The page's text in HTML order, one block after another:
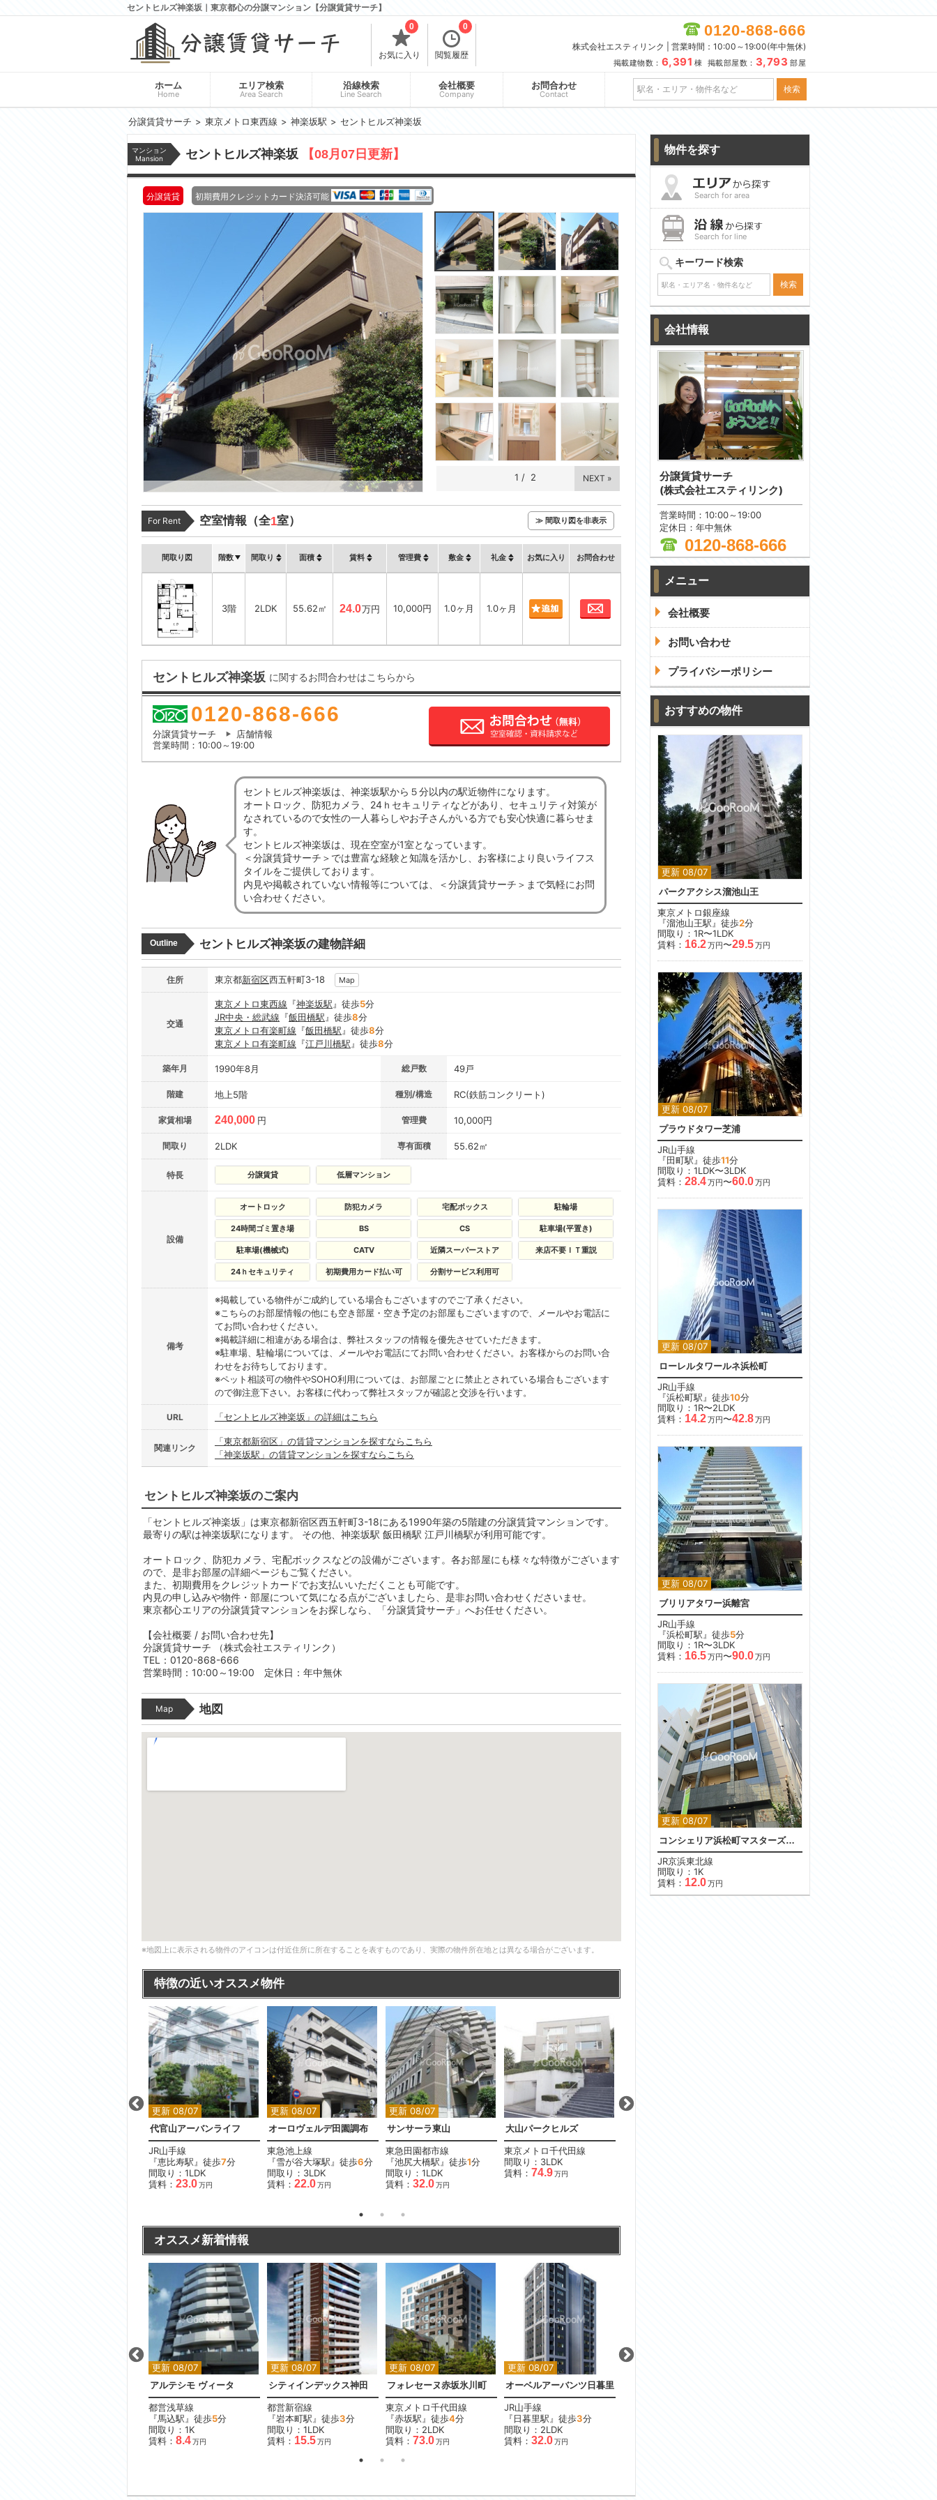
セントヒルズ神楽坂｜東京都心の分譲マンション【分譲賃貸サーチ】
お気に入り
0
閲覧履歴
0 0120-868-666
株式会社エスティリンク | 営業時間：10:00～19:00(年中無休)
掲載建物数： 6,391 棟 掲載部屋数： 3,793 部屋
ホーム
Home
エリア検索
Area Search
沿線検索
Line Search
会社概要
Company
お問合わせ
Contact
分譲賃貸サーチ 東京メトロ東西線 神楽坂駅 セントヒルズ神楽坂
マンション
Mansion
セントヒルズ神楽坂 【08月07日更新】
分譲賃貸 初期費用クレジットカード決済可能
1 / 2 NEXT »
For Rent 空室情報（全1室） ≫ 間取り図を非表示
間取り図 階数 間取り 面積 賃料 管理費 敷金 礼金 お気に入り お問合わせ
3階 2LDK 55.62㎡ 24.0万円 10,000円 1.0ヶ月 1.0ヶ月 お問合わせ
セントヒルズ神楽坂 に関するお問合わせはこちらから
0120-868-666
分譲賃貸サーチ
店舗情報
営業時間：10:00～19:00
セントヒルズ神楽坂は、神楽坂駅から５分以内の駅近物件になります。
オートロック、防犯カメラ、24ｈセキュリティなどがあり、セキュリティ対策が
なされているので女性の一人暮らしやお子さんがいる方でも安心快適に暮らせま
す。
セントヒルズ神楽坂は、現在空室が1室となっています。
＜分譲賃貸サーチ＞では豊富な経験と知識を活かし、お客様により良いライフス
タイルをご提供しております。
内見や掲載されていない情報等については、＜分譲賃貸サーチ＞まで気軽にお問
い合わせください。
Outline セントヒルズ神楽坂の建物詳細
住所 東京都新宿区西五軒町3-18 Map
交通
東京メトロ東西線 『神楽坂駅 』徒歩5分
JR中央・総武線 『飯田橋駅 』徒歩8分
東京メトロ有楽町線 『飯田橋駅 』徒歩8分
東京メトロ有楽町線 『江戸川橋駅 』徒歩8分
築年月 1990年8月 総戸数 49戸
階建 地上5階 種別/構造 RC(鉄筋コンクリート)
家賃相場 240,000 円 管理費 10,000円
間取り 2LDK 専有面積 55.62㎡
特長 分譲賃貸 低層マンション
設備
オートロック 防犯カメラ 宅配ボックス 駐輪場
24時間ゴミ置き場 BS CS 駐車場(平置き)
駐車場(機械式) CATV 近隣スーパーストア 来店不要ＩＴ重説
24ｈセキュリティ 初期費用カード払い可 分割サービス利用可
備考
※掲載している物件がご成約している場合もございますのでご了承ください。
※こちらのお部屋情報の他にも空き部屋・空き予定のお部屋もございますので、メールやお電話に
てお問い合わせください。
※掲載詳細に相違がある場合は、弊社スタッフの情報を優先させていただきます。
※駐車場、駐輪場については、メールやお電話にてお問い合わせください。お客様からのお問い合
わせをお待ちしております。
※ペット相談可の物件やSOHO利用については、お部屋ごとに禁止とされている場合もございます
ので御注意下さい。お客様に代わって弊社スタッフが確認と交渉を行います。
URL 「セントヒルズ神楽坂」の詳細はこちら
関連リンク
「東京都新宿区」の賃貸マンションを探すならこちら
「神楽坂駅」の賃貸マンションを探すならこちら
セントヒルズ神楽坂のご案内
「セントヒルズ神楽坂」は東京都新宿区西五軒町3-18にある1990年築の5階建の分譲賃貸マンションです。
最寄りの駅は神楽坂駅になります。 その他、神楽坂駅 飯田橋駅 江戸川橋駅が利用可能です。
オートロック、防犯カメラ、宅配ボックスなどの設備がございます。各お部屋にも様々な特徴がございます
ので、是非お部屋の詳細ページもご覧ください。
また、初期費用をクレジットカードでお支払いいただくことも可能です。
内見の申し込みや物件・部屋について気になる点がございましたら、是非お問い合わせくださいませ。
東京都心エリアの分譲賃貸マンションをお探しなら、「分譲賃貸サーチ」へお任せください。
【会社概要 / お問い合わせ先】
分譲賃貸サーチ （株式会社エスティリンク）
TEL：0120-868-666
営業時間：10:00～19:00 定休日：年中無休
Map 地図
※地図上に表示される物件のアイコンは付近住所に所在することを表すものであり、実際の物件所在地とは異なる場合がございます。
特徴の近いオススメ物件
更新 08/07
代官山アーバンライフ
JR山手線
『恵比寿駅』徒歩7分
間取り：1LDK
賃料： 23.0万円
更新 08/07
オーロヴェルデ田園調布
東急池上線
『雪が谷大塚駅』徒歩6分
間取り：3LDK
賃料： 22.0万円
更新 08/07
サンサーラ東山
東急田園都市線
『池尻大橋駅』徒歩1分
間取り：1LDK
賃料： 32.0万円
大山パークヒルズ
東京メトロ千代田線
間取り：3LDK
賃料： 74.9万円
更新 08/07
オススメ新着情報
更新 08/07
アルテシモ ヴィータ
都営浅草線
『馬込駅』徒歩5分
間取り：1K
賃料： 8.4万円
更新 08/07
シティインデックス神田
都営新宿線
『岩本町駅』徒歩3分
間取り：1LDK
賃料： 15.5万円
更新 08/07
フォレセーヌ赤坂氷川町
東京メトロ千代田線
『赤坂駅』徒歩4分
間取り：2LDK
賃料： 73.0万円
更新 08/07
オーベルアーバンツ日暮里
JR山手線
『日暮里駅』徒歩3分
間取り：2LDK
賃料： 32.0万円
物件を探す
Search for area
Search for line
キーワード検索
会社情報
分譲賃貸サーチ
(株式会社エスティリンク)
営業時間：10:00～19:00
定休日：年中無休
0120-868-666
メニュー
会社概要
お問い合わせ
プライバシーポリシー
おすすめの物件
更新 08/07
パークアクシス溜池山王
東京メトロ銀座線
『溜池山王駅』徒歩2分
間取り：1R〜1LDK
賃料： 16.2万円〜29.5万円
更新 08/07
プラウドタワー芝浦
JR山手線
『田町駅』徒歩11分
間取り：1LDK〜3LDK
賃料： 28.4万円〜60.0万円
更新 08/07
ローレルタワールネ浜松町
JR山手線
『浜松町駅』徒歩10分
間取り：1R〜2LDK
賃料： 14.2万円〜42.8万円
更新 08/07
ブリリアタワー浜離宮
JR山手線
『浜松町駅』徒歩5分
間取り：1R〜3LDK
賃料： 16.5万円〜90.0万円
更新 08/07
コンシェリア浜松町マスターズヴィラ
JR京浜東北線
間取り：1K
賃料： 12.0万円